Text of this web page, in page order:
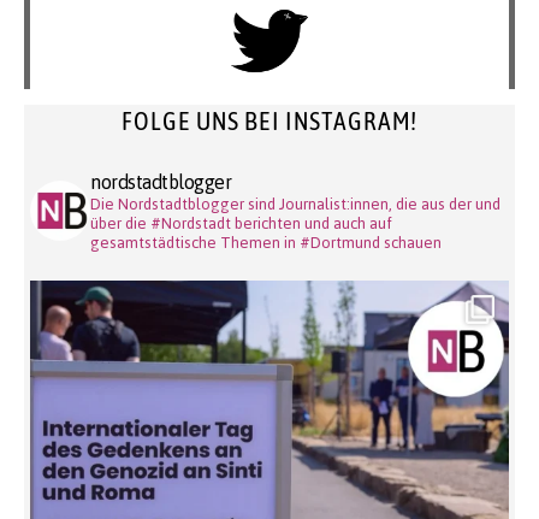
FOLGE UNS BEI INSTAGRAM!
nordstadtblogger
Die Nordstadtblogger sind Journalist:innen, die aus der und
über die #Nordstadt berichten und auch auf
gesamtstädtische Themen in #Dortmund schauen